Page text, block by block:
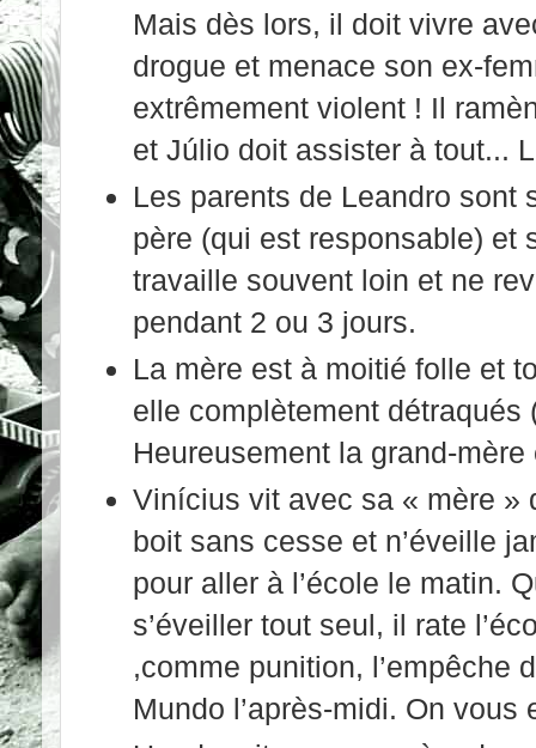
Mais dès lors, il doit vivre
drogue et menace son ex-
extrêmement violent ! Il
et Júlio doit assister à tout...
Les parents de Leandro sont
père (qui est responsable) et
travaille souvent loin et ne
pendant 2 ou 3 jours.
La mère est à moitié folle et
elle complètement détraqués
Heureusement la grand-
Vinícius vit avec sa « mère »
boit sans cesse et n’éveille
pour aller à l’école le matin.
s’éveiller tout seul, il rate
,comme punition, l’empêche
Mundo l’après-midi. On vous